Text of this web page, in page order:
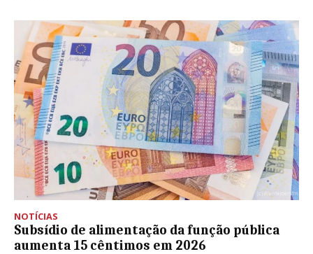
NOTÍCIAS
Subsídio de alimentação da função pública
aumenta 15 cêntimos em 2026